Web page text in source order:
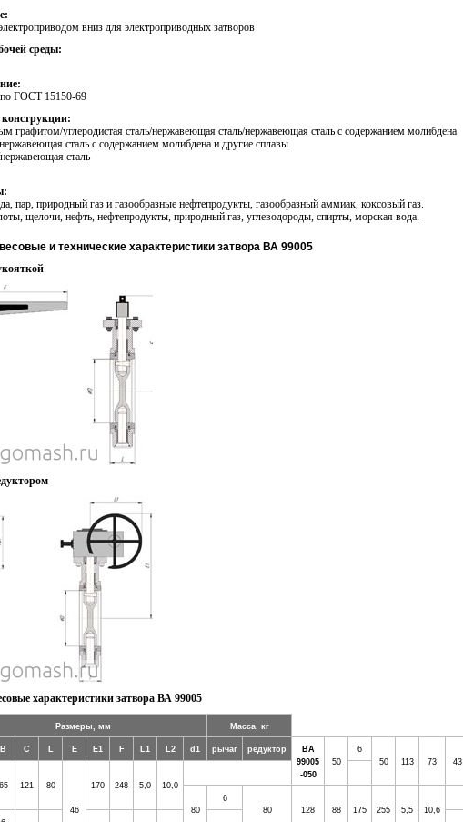
вниз для электроприводных затворов
среды:
ГОСТ 15150-69
графитом/углеродистая сталь/нержавеющая сталь/нержавеющая сталь с содержанием молибдена
сталь с содержанием молибдена и другие сплавы
сталь
пар, природный газ и газообразные нефтепродукты, газообразный аммиак, коксовый газ.
щелочи, нефть, нефтепродукты, природный газ, углеводороды, спирты, морская вода.
и технические характеристики затвора ВА 99005
характеристики затвора ВА 99005
Размеры, мм Масса, кг
В С L E E1 F L1 L2 d1 рычаг редуктор
ВА
99005
-050
50
6
50
113 73 43
65
121 80
46
170 248 5,0
10,0
80
6
80
128 88 175 255 5,5
10,6